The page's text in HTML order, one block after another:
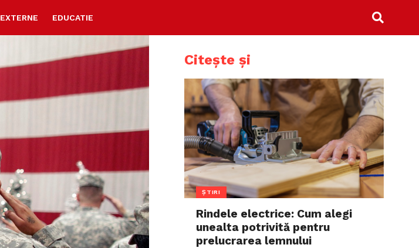
EXTERNE EDUCATIE
Citește și
ȘTIRI
Rindele electrice: Cum alegi
unealta potrivită pentru
prelucrarea lemnului